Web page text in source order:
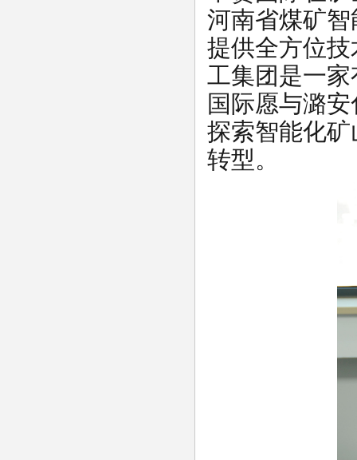
河南省煤矿
提供全方位
工集团是一
国际愿与潞
探索智能化
转型。